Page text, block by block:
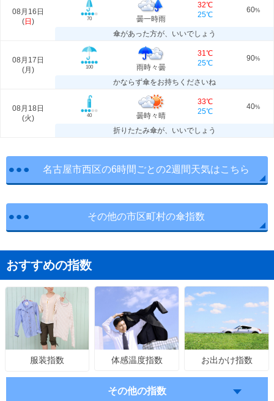
08月16日
(日 ) 70 曇一時雨
32℃
25℃
60%
傘があった方が、いいでしょう
08月17日
(月 ) 100 雨時々曇
31℃
25℃
90%
かならず傘をお持ちくださいね
08月18日
(火) 40 曇時々晴
33℃
25℃
40%
折りたたみ傘が、いいでしょう
名古屋市西区の6時間ごとの2週間天気はこちら
その他の市区町村の傘指数
おすすめの指数
服装指数 体感温度指数 お出かけ指数
その他の指数